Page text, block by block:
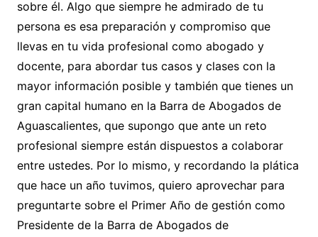
sobre él. Algo que siempre he admirado de tu
persona es esa preparación y compromiso que
llevas en tu vida profesional como abogado y
docente, para abordar tus casos y clases con la
mayor información posible y también que tienes un
gran capital humano en la Barra de Abogados de
Aguascalientes, que supongo que ante un reto
profesional siempre están dispuestos a colaborar
entre ustedes. Por lo mismo, y recordando la plática
que hace un año tuvimos, quiero aprovechar para
preguntarte sobre el Primer Año de gestión como
Presidente de la Barra de Abogados de